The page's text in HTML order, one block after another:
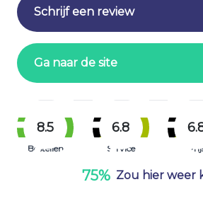
Schrijf een review
Ga naar de site
8.5
Bestellen
6.8
Service
75% Zou hier weer